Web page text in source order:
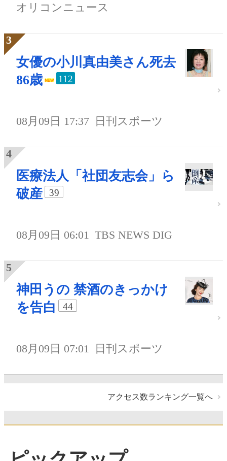
オリコンニュース
女優の小川真由美さん死去
86歳
112
08月09日 17:37 日刊スポーツ
医療法人「社団友志会」ら
破産
39
08月09日 06:01 TBS NEWS DIG
神田うの 禁酒のきっかけ
を告白
44
08月09日 07:01 日刊スポーツ
アクセス数ランキング一覧へ